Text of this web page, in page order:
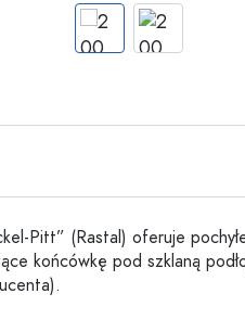
Butelki szklane
Butelki plastikowe
Pitt” (Rastal) oferuje
końcówkę pod szklaną